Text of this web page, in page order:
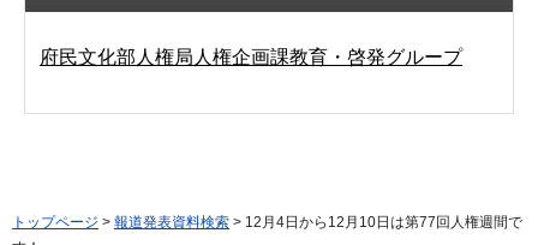
府民文化部人権局人権企画課教育・啓発グループ
トップページ > 報道発表資料検索 > 12月4日から12月10日は第77回人権週間で